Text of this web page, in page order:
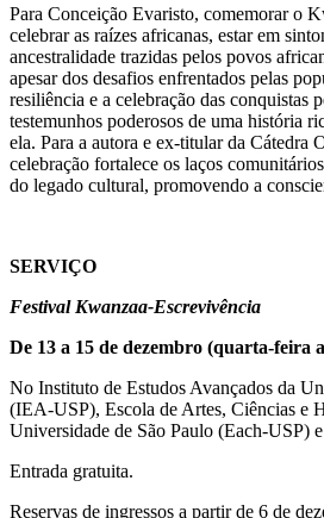
Para Conceição Evaristo, comemorar o
celebrar as raízes africanas, estar em
ancestralidade trazidas pelos povos
apesar dos desafios enfrentados pelas
resiliência e a celebração das conquistas
testemunhos poderosos de uma história
ela. Para a autora e ex-titular da Cátedra
celebração fortalece os laços
do legado cultural, promovendo a
SERVIÇO
Festival Kwanzaa-Escrevivência
De 13 a 15 de dezembro (quarta-feira
No Instituto de Estudos Avançados da
(IEA-USP), Escola de Artes, Ciências e
Universidade de São Paulo (Each-USP)
Entrada gratuita.
Reservas de ingressos a partir de 6 de